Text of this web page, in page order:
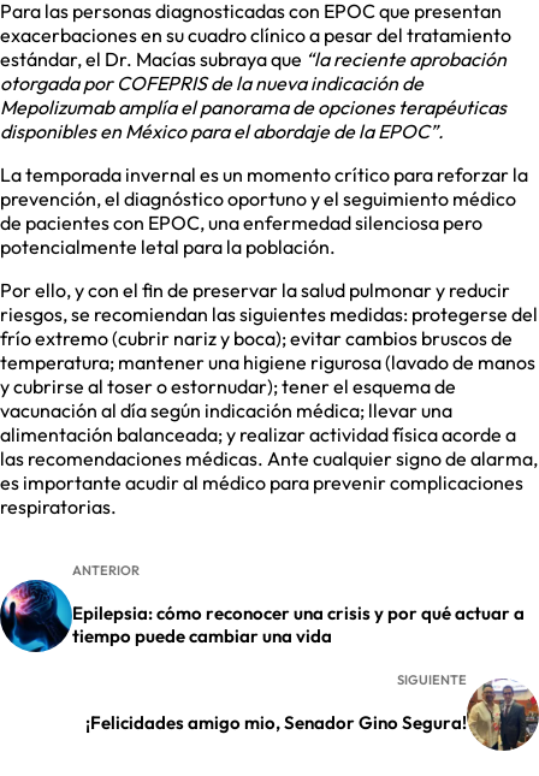
Para las personas diagnosticadas con EPOC que presentan
exacerbaciones en su cuadro clínico a pesar del tratamiento
estándar, el Dr. Macías subraya que “la reciente aprobación
otorgada por COFEPRIS de la nueva indicación de
Mepolizumab amplía el panorama de opciones terapéuticas
disponibles en México para el abordaje de la EPOC”.
La temporada invernal es un momento crítico para reforzar la
prevención, el diagnóstico oportuno y el seguimiento médico
de pacientes con EPOC, una enfermedad silenciosa pero
potencialmente letal para la población.
Por ello, y con el fin de preservar la salud pulmonar y reducir
riesgos, se recomiendan las siguientes medidas: protegerse del
frío extremo (cubrir nariz y boca); evitar cambios bruscos de
temperatura; mantener una higiene rigurosa (lavado de manos
y cubrirse al toser o estornudar); tener el esquema de
vacunación al día según indicación médica; llevar una
alimentación balanceada; y realizar actividad física acorde a
las recomendaciones médicas. Ante cualquier signo de alarma,
es importante acudir al médico para prevenir complicaciones
respiratorias.
ANTERIOR
Epilepsia: cómo reconocer una crisis y por qué actuar a
tiempo puede cambiar una vida
SIGUIENTE
¡Felicidades amigo mio, Senador Gino Segura!